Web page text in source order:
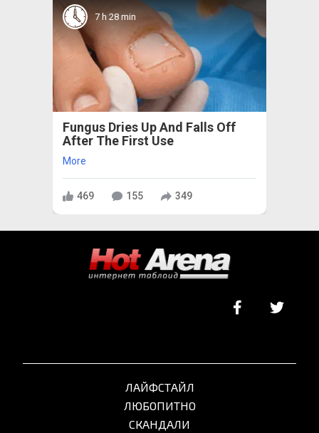
7 h 28 min
Fungus Dries Up And Falls Off
After The First Use
More
469 155 349
ЛАЙФСТАЙЛ
ЛЮБОПИТНО
СКАНДАЛИ